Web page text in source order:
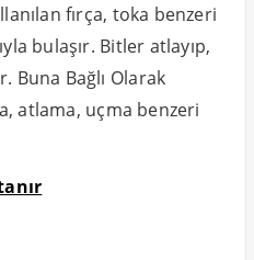
fırça, toka benzeri
bulaşır. Bitler atlayıp,
Buna Bağlı Olarak
atlama, uçma benzeri